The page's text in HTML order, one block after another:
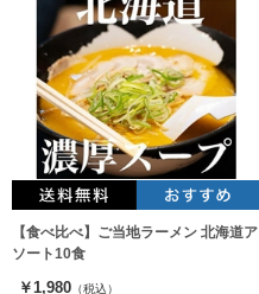
【食べ比べ】ご当地ラーメン 北海道ア
ソート10食
￥1,980 （税込）